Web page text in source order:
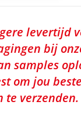
levertijd
bij
samples
om jou
te verzenden.